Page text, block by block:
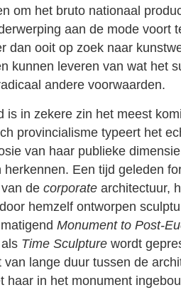
om het bruto nationaal
aan de mode voort
dan ooit op zoek naar
kunnen leveren van wat het
andere voorwaarden.
is in zekere zin het meest
provincialisme typeert het
van haar publieke
herkennen. Een tijd geleden
de corporate architectuur,
hemzelf ontworpen
Monument to Post-
Time Sculpture wordt
van lange duur tussen de
haar in het monument